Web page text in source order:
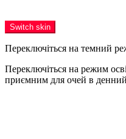
Switch skin
Переключіться на темний
Переключіться на режим
приємним для очей в